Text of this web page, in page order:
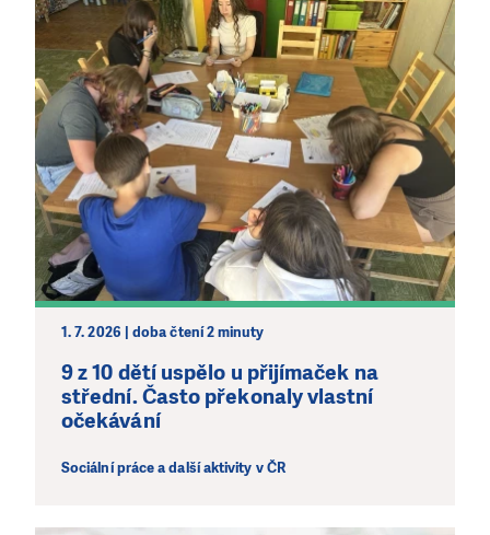
1. 7. 2026 | doba čtení 2 minuty
9 z 10 dětí uspělo u přijímaček na
střední. Často překonaly vlastní
očekávání
Sociální práce a další aktivity v ČR
LÍBÍ SE VÁM, CO DĚLÁME?
PODPOŘTE NÁS!
Abychom mohli pomáhat smysluplně, neobejdeme se
bez Vaší podpory. Ať už se nám rozhodnete pomoci
jedním darem nebo se stanete pravidelným dárcem
Klubu přátel, Vaše dary nám umožní pomoci vždy tam,
kde je to nejvíce potřeba.